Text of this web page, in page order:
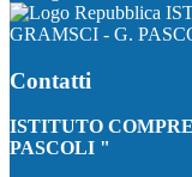
GRAMSCI - G.
Contatti
ISTITUTO
PASCOLI "